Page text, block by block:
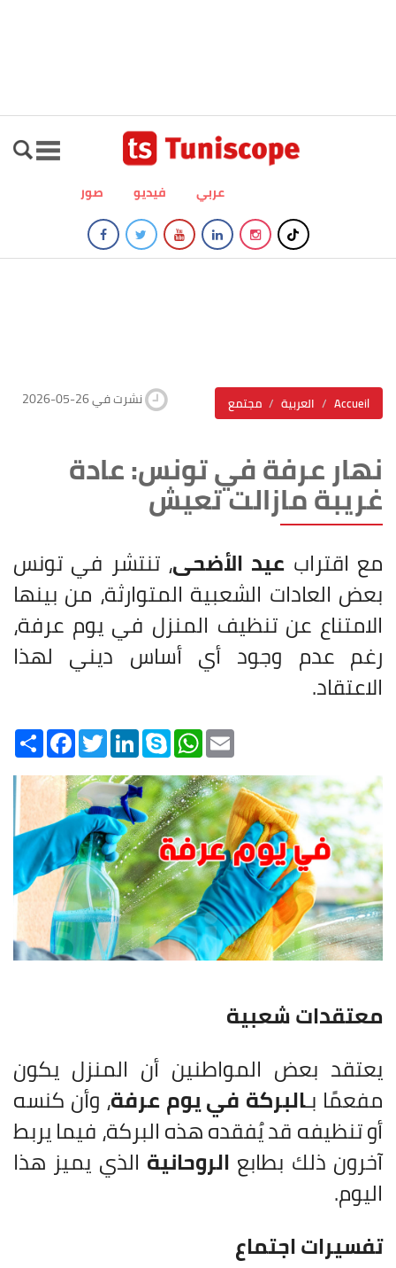
صور فيديو عربي
مجتمع العربية Accueil 2026-05-26 نشرت في
نهار عرفة في تونس: عادة
غريبة مازالت تعيش
مع اقتراب عيد الأضحى، تنتشر في تونس
بعض العادات الشعبية المتوارثة، من بينها
الامتناع عن تنظيف المنزل في يوم عرفة،
رغم عدم وجود أي أساس ديني لهذا
الاعتقاد.
Share
FacebookTwitterLinkedInSkype
WhatsAppEmail
معتقدات شعبية
يعتقد بعض المواطنين أن المنزل يكون
مفعمًا بـالبركة في يوم عرفة، وأن كنسه
أو تنظيفه قد يُفقده هذه البركة، فيما يربط
آخرون ذلك بطابع الروحانية الذي يميز هذا
اليوم.
تفسيرات اجتماع